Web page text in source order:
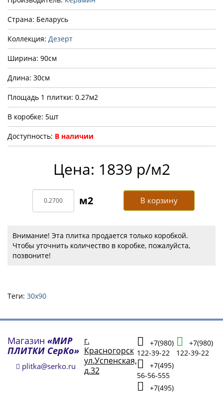
Страна: Беларусь
Коллекция: Дезерт
Ширина: 90см
Длина: 30см
Площадь 1 плитки: 0.27м2
В коробке: 5шт
Доступность: В наличии
Цена: 1839 р/м2
В корзину
Внимание! Эта плитка продается только коробкой.
Чтобы уточнить количество в коробке, пожалуйста,
позвоните!
Теги: 30х90
Магазин «МИР
ПЛИТКИ СерКо»
plitka@serko.ru
г.
Красногорск
ул.Успенская,
д.32
+7(980)
122-39-22
+7(495)
56-56-555
+7(495)
+7(980)
122-39-22